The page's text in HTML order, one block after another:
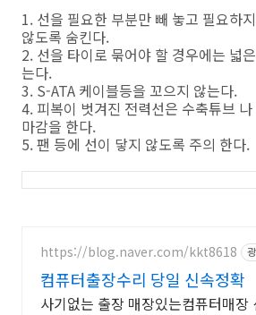
1. 선을 필요한 부분만 빼 놓고 필요하
않도록 숨킨다.
2. 선을 타이로 묶어야 할 경우에는 넓
는다.
3. S-ATA 케이블등을 꼬으지 않는다.
4. 피복이 벗겨진 전력선은 수축튜브
마감을 한다.
5. 팬 등에 선이 닿지 않도록 주의 한다.
https://blog.naver.com/kkt8618
컴퓨터출장수리 당일 신속정확
사기없는 출장 매장있는컴퓨터매장